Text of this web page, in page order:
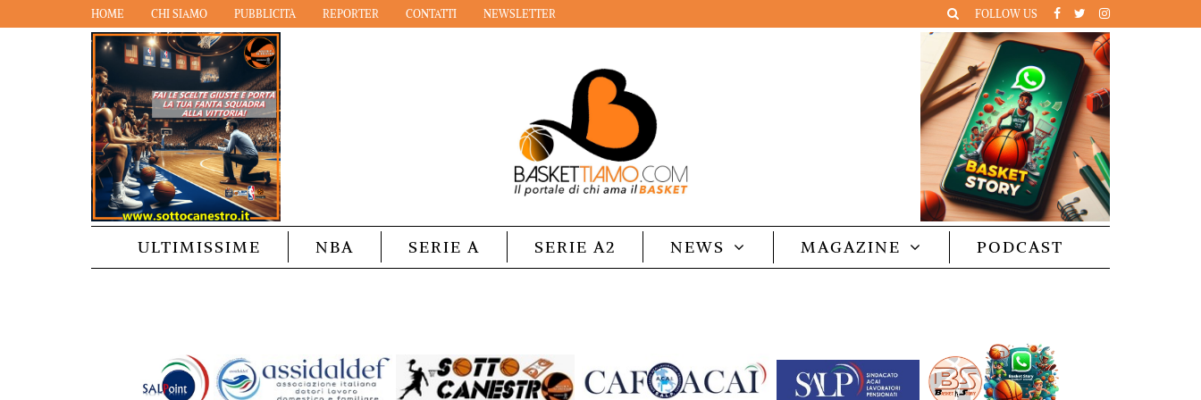
HOME CHI SIAMO PUBBLICITÀ REPORTER CONTATTI NEWSLETTER FOLLOW US
ULTIMISSIME NBA SERIE A SERIE A2 NEWS MAGAZINE PODCAST